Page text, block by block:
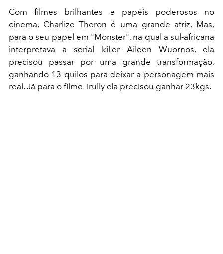
Com filmes brilhantes e papéis poderosos no
cinema, Charlize Theron é uma grande atriz. Mas,
para o seu papel em "Monster", na qual a sul-africana
interpretava a serial killer Aileen Wuornos, ela
precisou passar por uma grande transformação,
ganhando 13 quilos para deixar a personagem mais
real. Já para o filme Trully ela precisou ganhar 23kgs.